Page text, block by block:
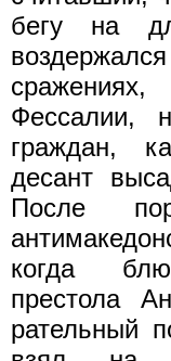
бегу на
Фессалии,
граждан,
десант
После
когда
престола
рательный